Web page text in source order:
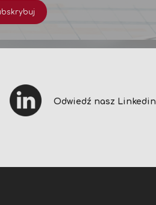
Odwiedź nasz Linkedin